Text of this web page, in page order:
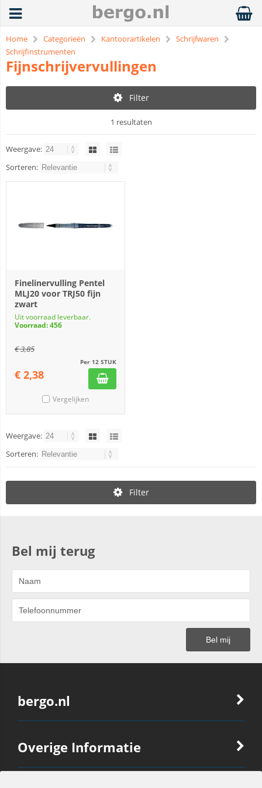
Home Categorieën Kantoorartikelen
Schrijfwaren
Schrijfinstrumenten
Fijnschrijvervullingen
Filter
1 resultaten
Weergave:
Sorteren:
Finelinervulling Pentel
MLJ20 voor TRJ50 fijn
zwart
Uit voorraad leverbaar.
Voorraad: 456
€3,85
Per 12 STUK
€ 2,38
Vergelijken
Weergave:
Sorteren:
Filter
Bel mij terug
bergo.nl
Overige Informatie